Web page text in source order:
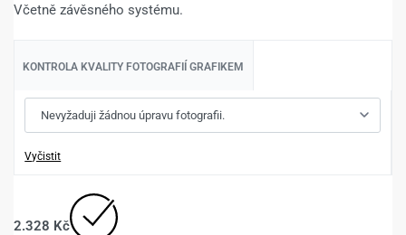
Včetně závěsného systému.
KONTROLA KVALITY FOTOGRAFIÍ GRAFIKEM
Vyčistit
2.328 Kč